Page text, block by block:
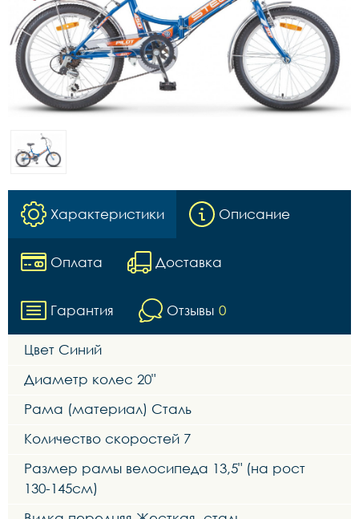
Характеристики Описание
Оплата Доставка
Гарантия Отзывы 0
Цвет Синий
Диаметр колес 20"
Рама (материал) Сталь
Количество скоростей 7
Размер рамы велосипеда 13,5" (на рост
130-145см)